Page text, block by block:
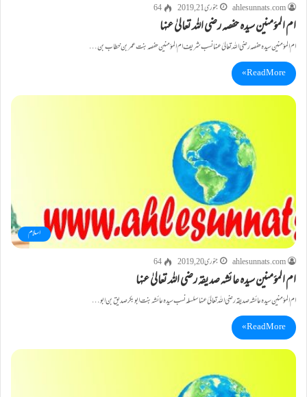
ahlesunnats.com
جنوری 21, 2019 64
ام المؤمنین سیدہ حفصہ رضی اللہ تعالیٰ عنہا
ام المؤمنین سیدہ حفصہ رضی اللہ تعالیٰ عنہا نسب شریف ام المؤمنین حفصہ بنت عمر بن خطاب بن…
Read More »
اسلام
ahlesunnats.com
جنوری 20, 2019 64
ام المؤمنین سیدہ عائشہ صدیقہ رضی اللہ تعالیٰ عنہا
ام المؤمنین سیدہ عائشہ صدیقہ رضی اللہ تعالیٰ عنہا سلسلہ نسب سیدہ عائشہ بنت ابوبکر صدیق بن ابو…
Read More »